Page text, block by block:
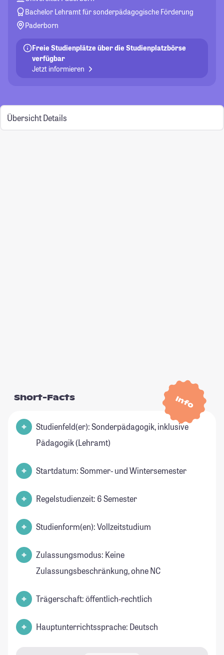
Bachelor Lehramt für sonderpädagogische Förderung
Paderborn
Freie Studienplätze über die Studienplatzbörse
verfügbar
Jetzt informieren
Übersicht Details
Info
Short-Facts
Studienfeld(er): Sonderpädagogik, inklusive
Pädagogik (Lehramt)
Startdatum: Sommer- und Wintersemester
Regelstudienzeit: 6 Semester
Studienform(en): Vollzeitstudium
Zulassungsmodus: Keine
Zulassungsbeschränkung, ohne NC
Trägerschaft: öffentlich-rechtlich
Hauptunterrichtssprache: Deutsch